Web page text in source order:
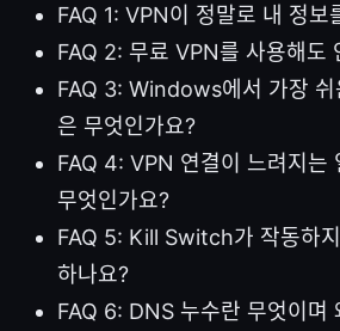
FAQ 1: VPN이 정말로 내 정보
FAQ 2: 무료 VPN를 사용해도
FAQ 3: Windows에서 가장 쉬
은 무엇인가요?
FAQ 4: VPN 연결이 느려지는
무엇인가요?
FAQ 5: Kill Switch가 작동하지
하나요?
FAQ 6: DNS 누수란 무엇이며